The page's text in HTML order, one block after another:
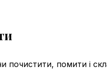
почистити, помити і